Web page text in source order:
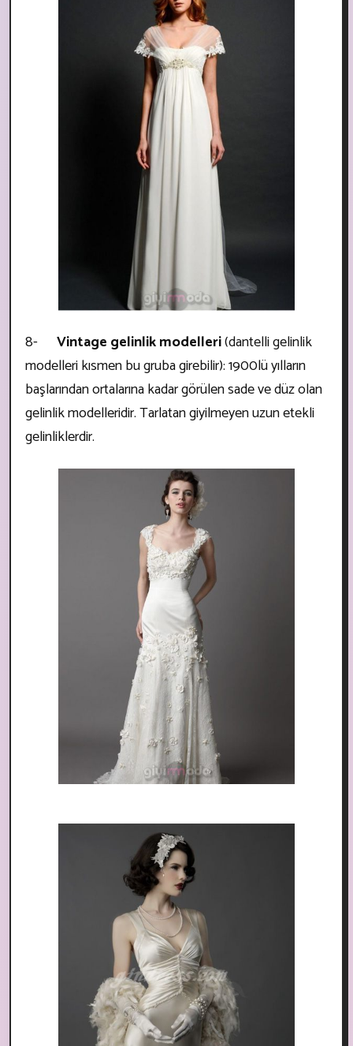
8- Vintage gelinlik modelleri(dantelli gelinlik
modelleri kısmen bu gruba girebilir): 1900lü yılların
başlarından ortalarına kadar görülen sade ve düz olan
gelinlik modelleridir. Tarlatan giyilmeyen uzun etekli
gelinliklerdir.